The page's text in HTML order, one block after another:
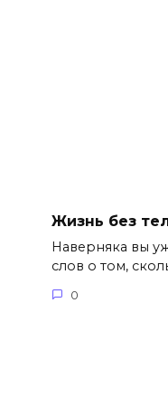
Жизнь без
Наверняка вы
слов о том,
0